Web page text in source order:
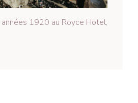
1920 au Royce Hotel,